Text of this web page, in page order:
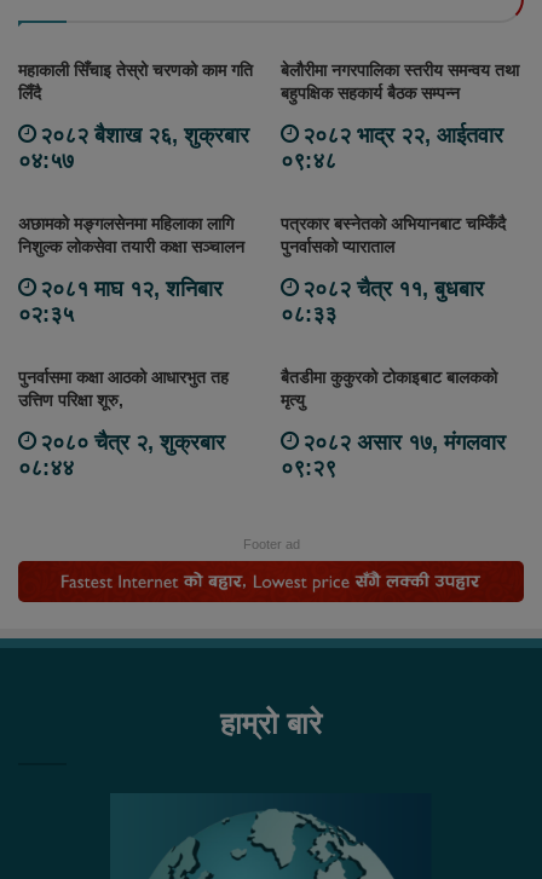
महाकाली सिँचाइ तेस्रो चरणको काम गति
लिँदै
२०८२ बैशाख २६, शुक्रबार
०४:५७
बेलौरीमा नगरपालिका स्तरीय समन्वय तथा
बहुपक्षिक सहकार्य बैठक सम्पन्न
२०८२ भाद्र २२, आईतवार
०९:४८
अछामको मङ्गलसेनमा महिलाका लागि
निशुल्क लोकसेवा तयारी कक्षा सञ्चालन
२०८१ माघ १२, शनिबार
०२:३५
पत्रकार बस्नेतको अभियानबाट चम्किँदै
पुनर्वासको प्याराताल
२०८२ चैत्र ११, बुधबार
०८:३३
पुनर्वासमा कक्षा आठको आधारभुत तह
उत्तिण परिक्षा शूरु,
२०८० चैत्र २, शुक्रबार
०८:४४
बैतडीमा कुकुरको टोकाइबाट बालकको
मृत्यु
२०८२ असार १७, मंगलवार
०९:२९
Footer ad
हाम्रो बारे